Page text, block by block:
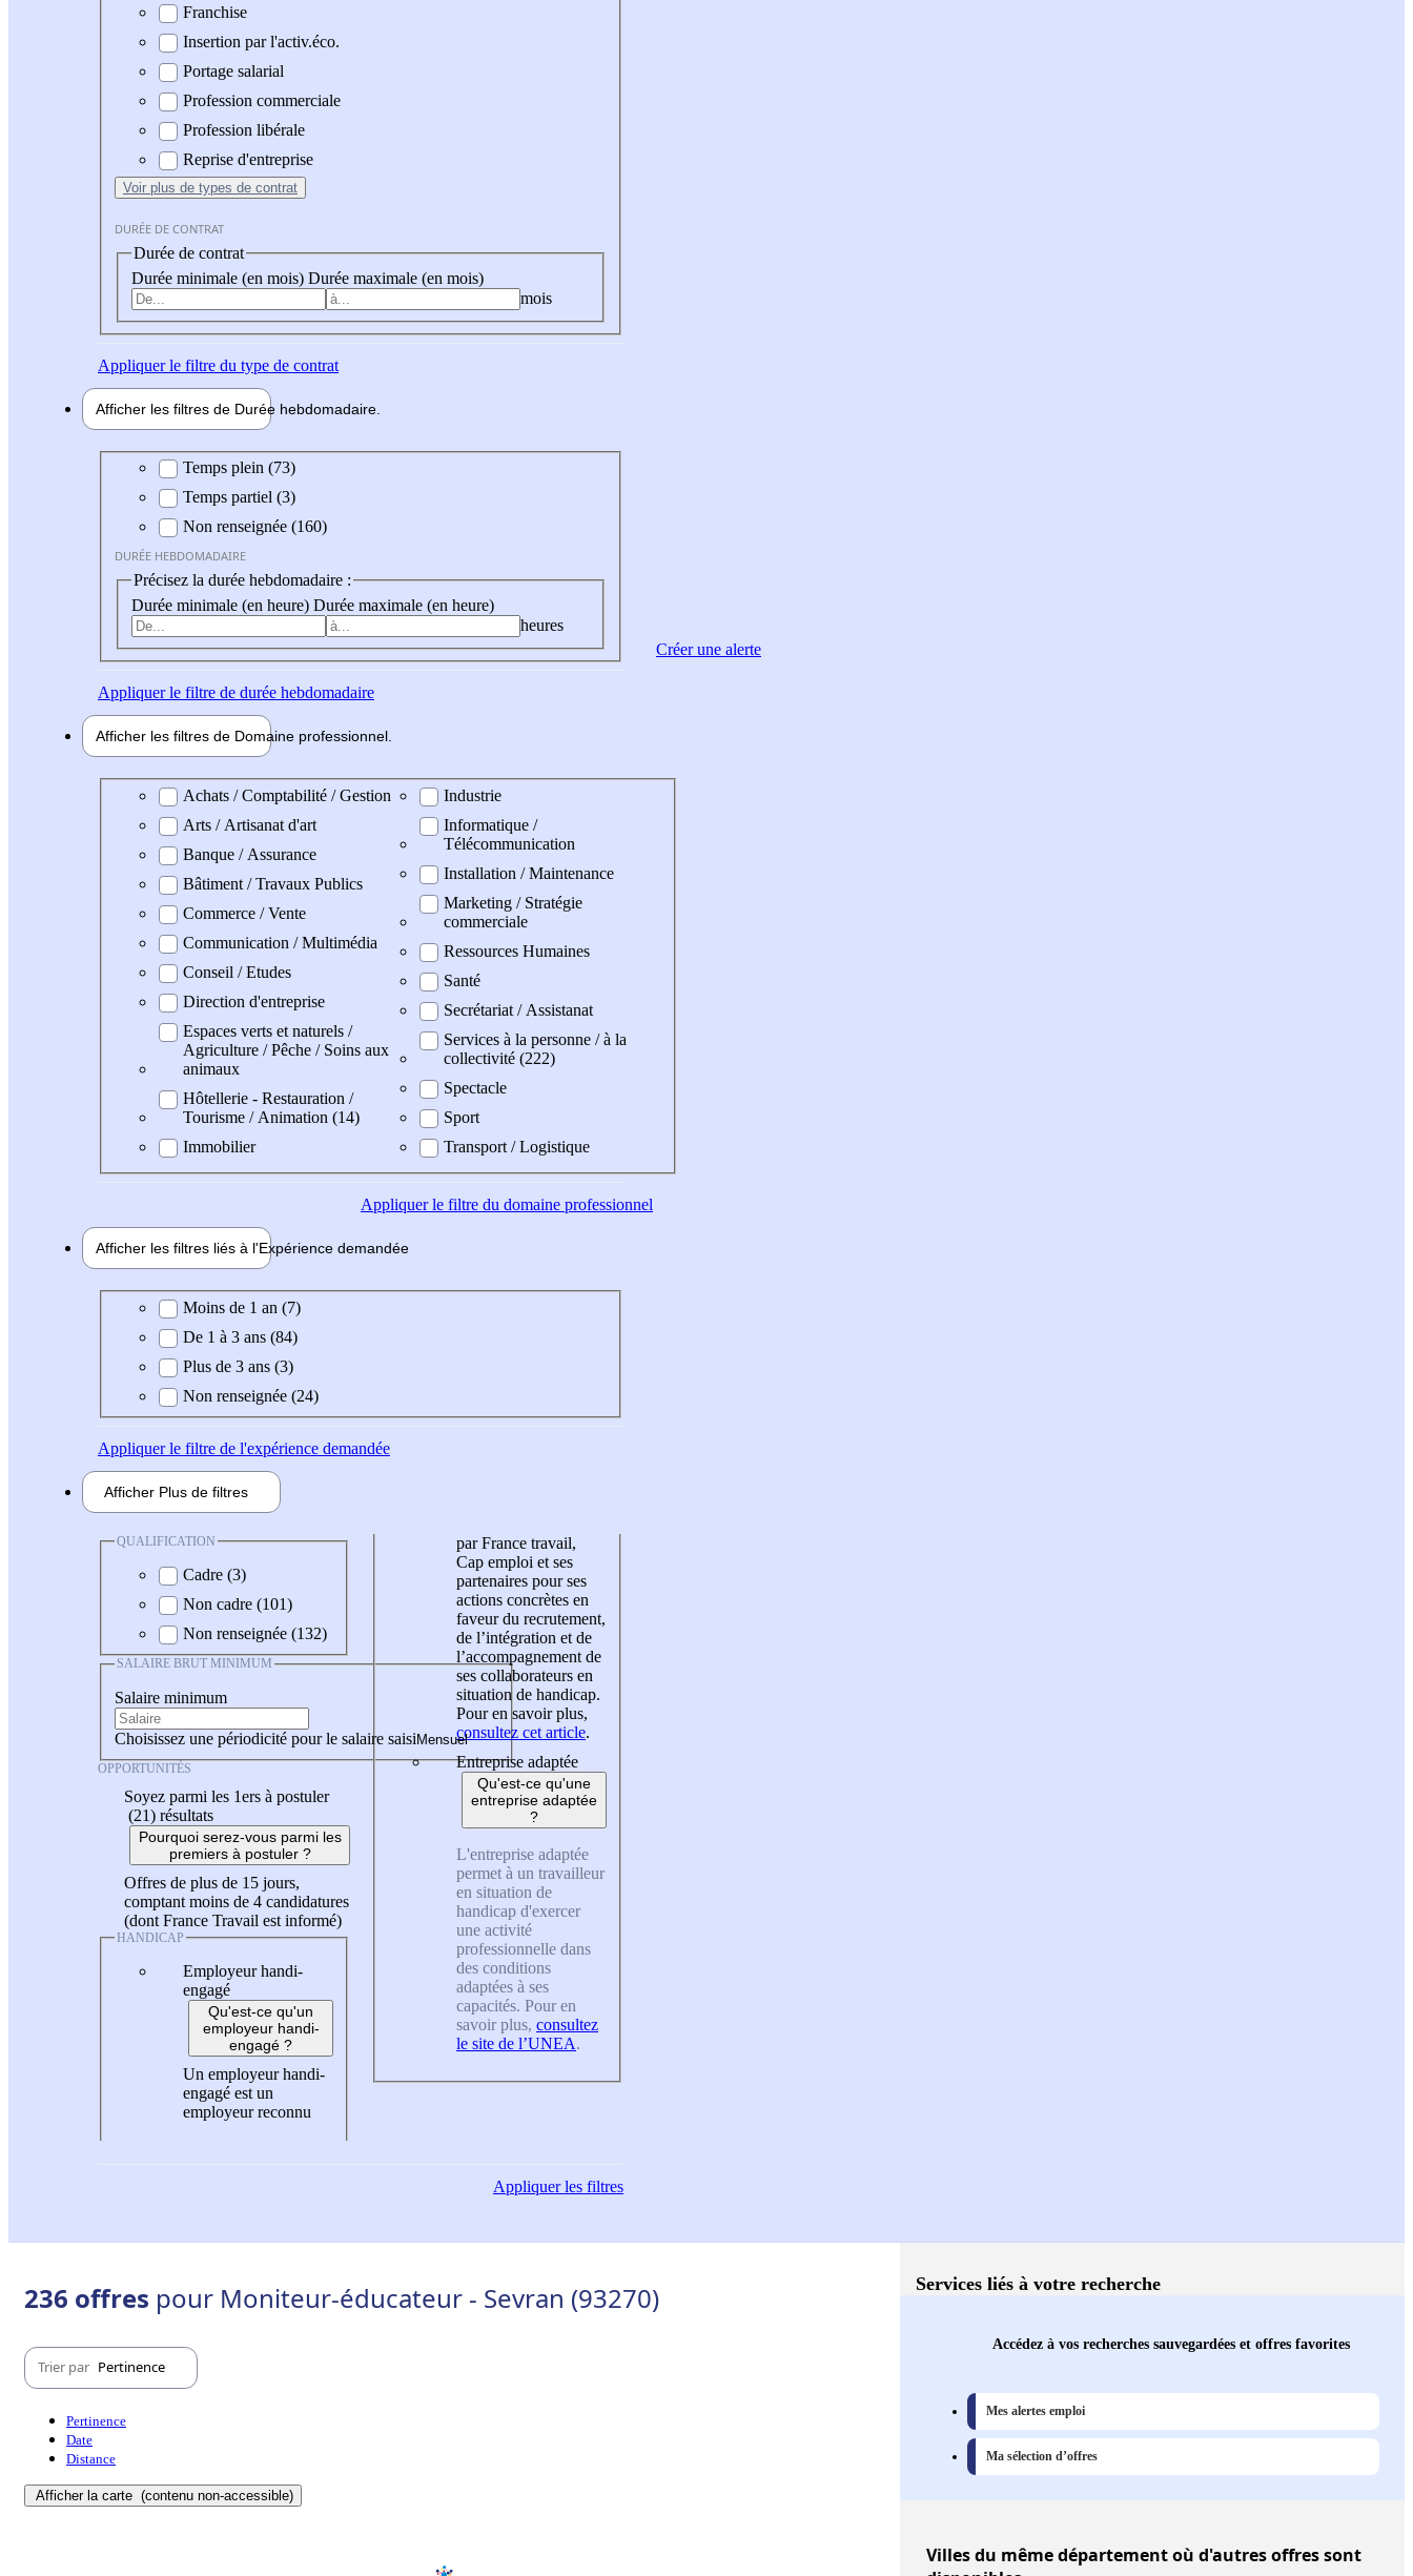
Franchise
Insertion par l'activ.éco.
Portage salarial
Profession commerciale
Profession libérale
Reprise d'entreprise
Voir plus de types de contrat
DURÉE DE CONTRAT
Durée de contrat
Durée minimale (en mois) Durée maximale (en mois)
mois
Appliquerle filtre du type de contrat
Afficher les filtres de Durée hebdomadaire
Durée hebdomadaire
Temps plein (73)
Temps partiel (3)
Non renseignée (160)
DURÉE HEBDOMADAIRE
Précisez la durée hebdomadaire :
Durée minimale (en heure) Durée maximale (en heure)
heures
Appliquerle filtre de durée hebdomadaire
Afficher les filtres de Domaine professionnel
Domaine professionel
Achats / Comptabilité / Gestion
Arts / Artisanat d'art
Banque / Assurance
Bâtiment / Travaux Publics
Commerce / Vente
Communication / Multimédia
Conseil / Etudes
Direction d'entreprise
Espaces verts et naturels /
Agriculture / Pêche / Soins aux
animaux
Hôtellerie - Restauration /
Tourisme / Animation (14)
Immobilier
Industrie
Informatique /
Télécommunication
Installation / Maintenance
Marketing / Stratégie
commerciale
Ressources Humaines
Santé
Secrétariat / Assistanat
Services à la personne / à la
collectivité (222)
Spectacle
Sport
Transport / Logistique
Appliquerle filtre du domaine professionnel
Afficher les filtres liés à l'Expérience demandée
Expérience demandée
Moins de 1 an (7)
De 1 à 3 ans (84)
Plus de 3 ans (3)
Non renseignée (24)
Appliquerle filtre de l'expérience demandée
Afficher Plus de filtres
QUALIFICATION
Cadre (3)
Non cadre (101)
Non renseignée (132)
SALAIRE BRUT MINIMUM
Salaire minimum
Choisissez une périodicité pour le salaire saisi
OPPORTUNITÉS
Soyez parmi les 1ers à postuler
(21) résultats
Pourquoi serez-vous parmi les
premiers à postuler ?
Offres de plus de 15 jours,
comptant moins de 4 candidatures
(dont France Travail est informé)
HANDICAP
Employeur handi-
engagé
Qu'est-ce qu'un
employeur handi-
engagé ?
Un employeur handi-
engagé est un
employeur reconnu
par France travail,
Cap emploi et ses
partenaires pour ses
actions concrètes en
faveur du recrutement,
de l’intégration et de
l’accompagnement de
ses collaborateurs en
situation de handicap.
Pour en savoir plus,
consultez cet article.
Entreprise adaptée
Qu'est-ce qu'une
entreprise adaptée
?
L'entreprise adaptée
permet à un travailleur
en situation de
handicap d'exercer
une activité
professionnelle dans
des conditions
adaptées à ses
capacités. Pour en
savoir plus, consultez
le site de l’UNEA.
Appliquerles filtres
Créer une alerte
236 offres pour Moniteur-éducateur - Sevran (93270)
Trier par Pertinence
Pertinence
Date
Distance
Afficher la carte (contenu non-accessible)
Services liés à votre recherche
Accédez à vos recherches sauvegardées et offres favorites
Mes alertes emploi
Ma sélection d’offres
Villesdu même département où d'autres offres sont